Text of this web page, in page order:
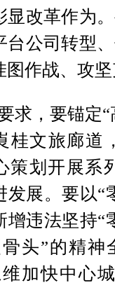
显改革作为
台公司转型
图作战、攻
求，要锚定
桂文旅廊道
策划开展系
发展。要以“
增违法坚持“
骨头”的精
加快中心